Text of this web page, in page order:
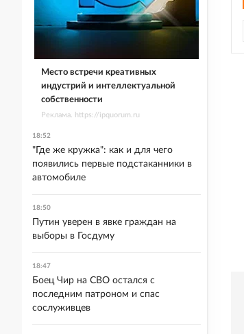
Место встречи креативных
индустрий и интеллектуальной
собственности
Реклама. https://ipquorum.ru
18:52
"Где же кружка": как и для чего
появились первые подстаканники в
автомобиле
18:50
Путин уверен в явке граждан на
выборы в Госдуму
18:47
Боец Чир на СВО остался с
последним патроном и спас
сослуживцев